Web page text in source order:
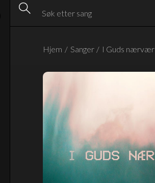
Hjem / Sanger / I Guds nærvær